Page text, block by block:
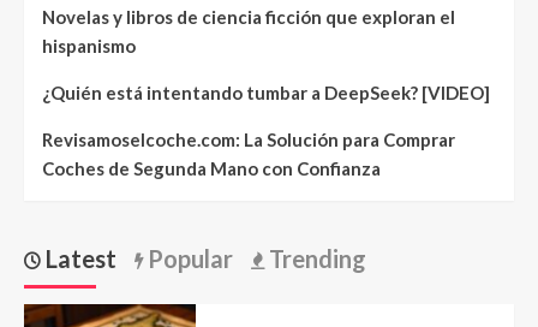
Novelas y libros de ciencia ficción que exploran el
hispanismo
¿Quién está intentando tumbar a DeepSeek? [VIDEO]
Revisamoselcoche.com: La Solución para Comprar
Coches de Segunda Mano con Confianza
Latest Popular Trending